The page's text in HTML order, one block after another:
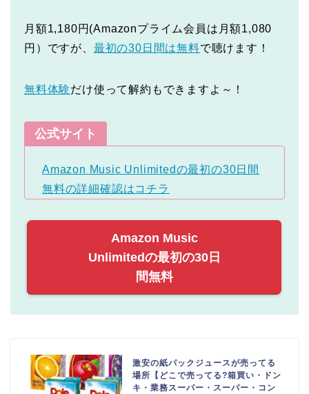
月額1,180円(Amazonプライム会員は月額1,080
円）ですが、 最初の30日間は無料で聴けます！
無料体験だけ使って解約もできますよ～！
公式サイト
Amazon Music Unlimitedの最初の30日間
無料の詳細確認はコチラ
Amazon Music
Unlimitedの最初の30日
間無料
激安の紙パックジュースが売ってる
場所【どこで売ってる?箱買い・ドン
キ・業務スーパー・スーパー・コン